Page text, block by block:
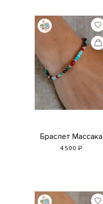
Браслет Массака
4 500 ₽